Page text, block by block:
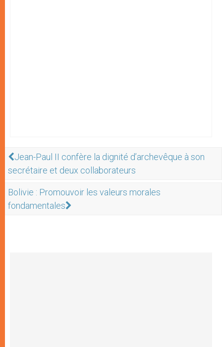
Jean-Paul II confère la dignité d’archevêque à son
secrétaire et deux collaborateurs
Bolivie : Promouvoir les valeurs morales
fondamentales